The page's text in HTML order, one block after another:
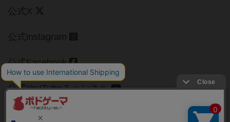
公式X
公式instagram
公式Facebook
公式YouTubeチャンネル